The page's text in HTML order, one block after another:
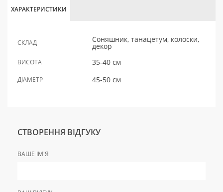
ХАРАКТЕРИСТИКИ
СКЛАД Соняшник, танацетум, колоски,
декор
ВИСОТА 35-40 см
ДІАМЕТР 45-50 см
СТВОРЕННЯ ВІДГУКУ
ВАШЕ ІМ'Я